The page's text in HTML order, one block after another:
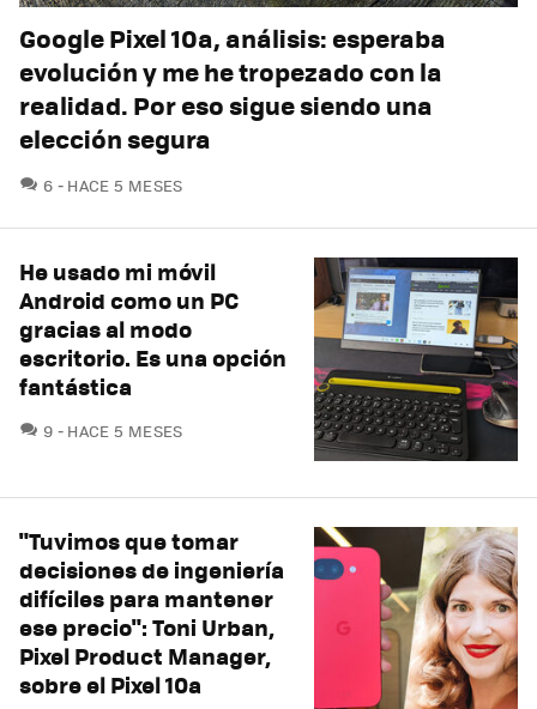
Google Pixel 10a, análisis: esperaba
evolución y me he tropezado con la
realidad. Por eso sigue siendo una
elección segura
6 COMENTARIOS
HACE 5 MESES
He usado mi móvil
Android como un PC
gracias al modo
escritorio. Es una opción
fantástica
9 COMENTARIOS
HACE 5 MESES
"Tuvimos que tomar
decisiones de ingeniería
difíciles para mantener
ese precio": Toni Urban,
Pixel Product Manager,
sobre el Pixel 10a